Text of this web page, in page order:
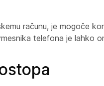
računu, je mogoče
telefona je lahko